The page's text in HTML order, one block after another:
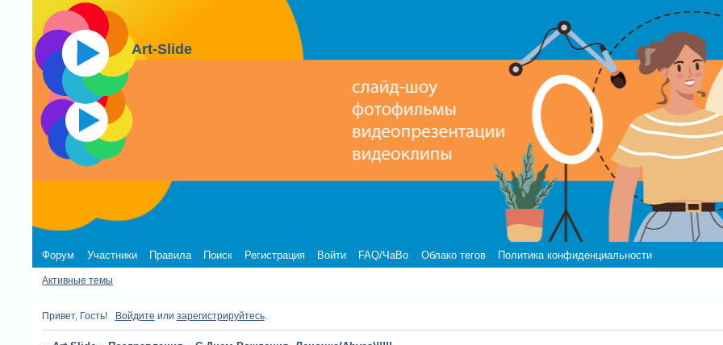
Art-Slide
Форум Участники Правила Поиск Регистрация Войти FAQ/ЧаВо Облако тегов Политика конфиденциальности
Активные темы
Привет, Гость! Войдите или зарегистрируйтесь.